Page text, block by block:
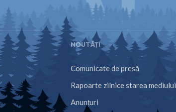
NOUTĂȚI
Comunicate de presă
Rapoarte zilnice starea mediului
Anunțuri